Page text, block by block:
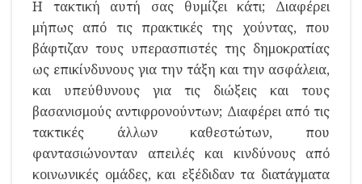
Η τακτική αυτή σας θυμίζει κάτι; Διαφέρει
μήπως από τις πρακτικές της χούντας, που
βάφτιζαν τους υπερασπιστές της δημοκρατίας
ως επικίνδυνους για την τάξη και την ασφάλεια,
και υπεύθυνους για τις διώξεις και τους
βασανισμούς αντιφρονούντων; Διαφέρει από τις
τακτικές άλλων καθεστώτων, που
φαντασιώνονταν απειλές και κινδύνους από
κοινωνικές ομάδες, και εξέδιδαν τα διατάγματα